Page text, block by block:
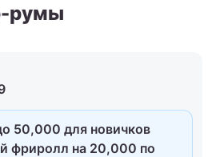
румы
50,000 для новичков
фриролл на 20,000 по